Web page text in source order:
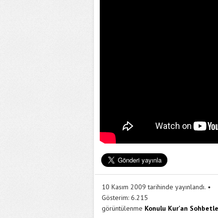
10 Kasım 2009 tarihinde yayınlandı.
Gösterim: 6.215
görüntülenme Konulu Kur'an